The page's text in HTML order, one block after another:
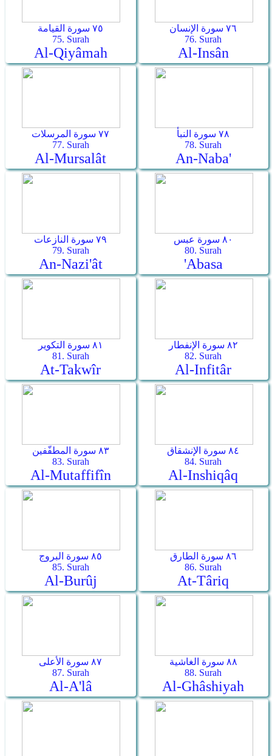
٧٥ سورة القيامة
75. Surah
Al-Qiyâmah
٧٦ سورة الإنسان
76. Surah
Al-Insân
٧٧ سورة المرسلات
77. Surah
Al-Mursalât
٧٨ سورة النبأ
78. Surah
An-Naba'
٧٩ سورة النازعات
79. Surah
An-Nazi'ât
٨٠ سورة عبس
80. Surah
'Abasa
٨١ سورة التكوير
81. Surah
At-Takwîr
٨٢ سورة الإنفطار
82. Surah
Al-Infitâr
٨٣ سورة المطفّفين
83. Surah
Al-Mutaffifîn
٨٤ سورة الإنشقاق
84. Surah
Al-Inshiqâq
٨٥ سورة البروج
85. Surah
Al-Burûj
٨٦ سورة الطارق
86. Surah
At-Târiq
٨٧ سورة الأعلى
87. Surah
Al-A'lâ
٨٨ سورة الغاشية
88. Surah
Al-Ghâshiyah